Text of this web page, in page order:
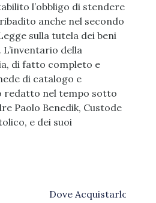
l’obbligo di stendere
anche nel secondo
sulla tutela dei beni
L’inventario della
di fatto completo e
di catalogo e
redatto nel tempo sotto
Paolo Benedik, Custode
e dei suoi
Dove Acquistarlo?